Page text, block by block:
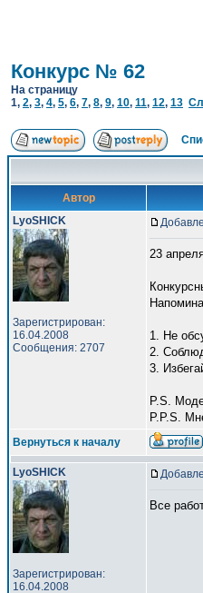
Конкурс № 62
На страницу
1, 2, 3, 4, 5, 6, 7, 8, 9, 10, 11, 12, 13
Автор
LyoSHICK
Зарегистрирован:
16.04.2008
Сообщения: 2707
23
1. Не
2.
3.
P.S.
P.P.S.
Вернуться к началу
LyoSHICK
Зарегистрирован:
16.04.2008
Все